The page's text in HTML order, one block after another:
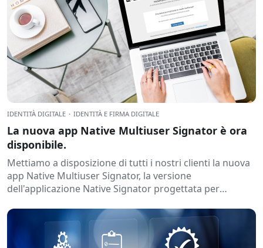
IDENTITÀ DIGITALE · IDENTITÀ E FIRMA DIGITALE
La nuova app Native Multiuser Signator è ora
disponibile.
Mettiamo a disposizione di tutti i nostri clienti la nuova
app Native Multiuser Signator, la versione
dell'applicazione Native Signator progettata per